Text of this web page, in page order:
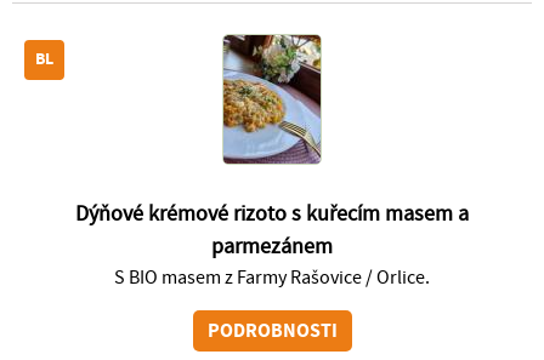
BL
Dýňové krémové rizoto s kuřecím masem a
parmezánem
S BIO masem z Farmy Rašovice / Orlice.
PODROBNOSTI